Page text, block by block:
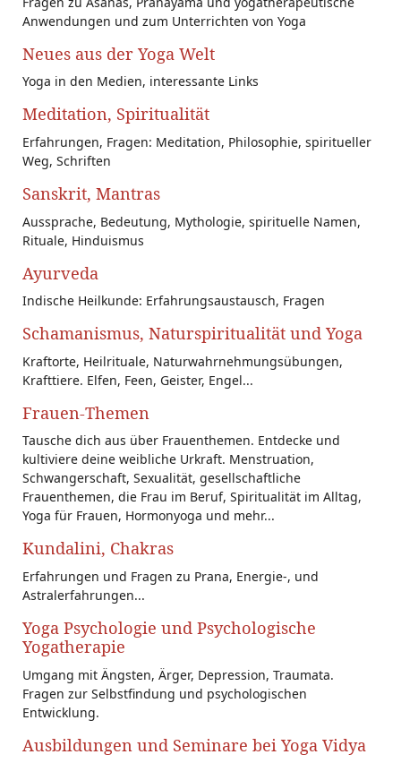
Anwendungen und zum Unterrichten von Yoga
Neues aus der Yoga Welt
Yoga in den Medien, interessante Links
Meditation, Spiritualität
Erfahrungen, Fragen: Meditation, Philosophie, spiritueller
Weg, Schriften
Sanskrit, Mantras
Aussprache, Bedeutung, Mythologie, spirituelle Namen,
Rituale, Hinduismus
Ayurveda
Indische Heilkunde: Erfahrungsaustausch, Fragen
Schamanismus, Naturspiritualität und Yoga
Kraftorte, Heilrituale, Naturwahrnehmungsübungen,
Krafttiere. Elfen, Feen, Geister, Engel...
Frauen-Themen
Tausche dich aus über Frauenthemen. Entdecke und
kultiviere deine weibliche Urkraft. Menstruation,
Schwangerschaft, Sexualität, gesellschaftliche
Frauenthemen, die Frau im Beruf, Spiritualität im Alltag,
Yoga für Frauen, Hormonyoga und mehr...
Kundalini, Chakras
Erfahrungen und Fragen zu Prana, Energie-, und
Astralerfahrungen...
Yoga Psychologie und Psychologische
Yogatherapie
Umgang mit Ängsten, Ärger, Depression, Traumata.
Fragen zur Selbstfindung und psychologischen
Entwicklung.
Ausbildungen und Seminare bei Yoga Vidya